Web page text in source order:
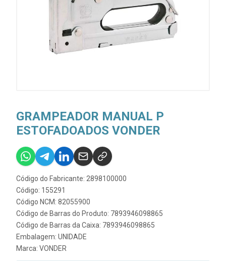
GRAMPEADOR MANUAL P
ESTOFADOADOS VONDER
Código do Fabricante: 2898100000
Código: 155291
Código NCM: 82055900
Código de Barras do Produto: 7893946098865
Código de Barras da Caixa: 7893946098865
Embalagem: UNIDADE
Marca: VONDER